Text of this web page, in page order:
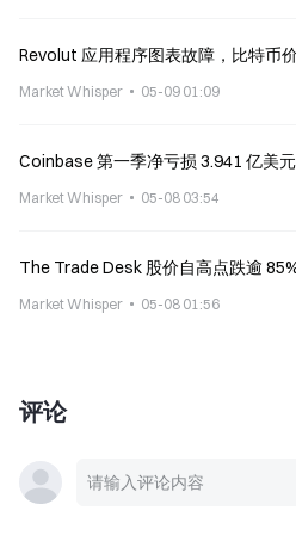
Revolut 应用程序图表故障，比特币
Market Whisper 05-09 01:09
Coinbase 第一季净亏损 3.941 亿美
Market Whisper 05-08 03:54
The Trade Desk 股价自高点跌逾
Market Whisper 05-08 01:56
评论